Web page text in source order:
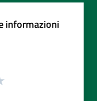
informazioni